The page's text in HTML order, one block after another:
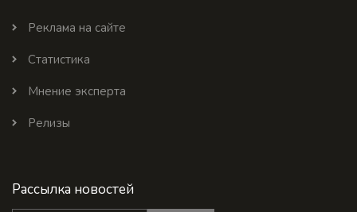
Реклама на сайте
Статистика
Мнение эксперта
Релизы
Рассылка новостей